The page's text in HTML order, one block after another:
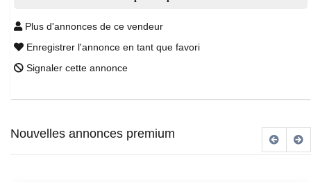
Plus d'annonces de ce vendeur
Enregistrer l'annonce en tant que favori
Signaler cette annonce
Nouvelles annonces premium